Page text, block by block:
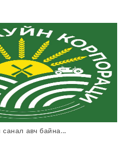
авч байна...